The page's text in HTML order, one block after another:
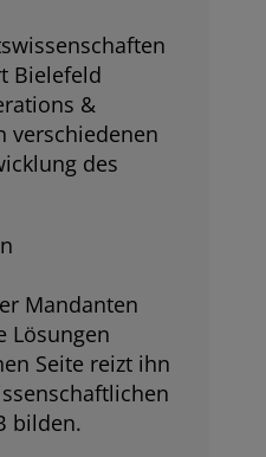
Bielefeld
&
verschiedenen
des
Mandanten
Lösungen
Seite reizt ihn
bilden.